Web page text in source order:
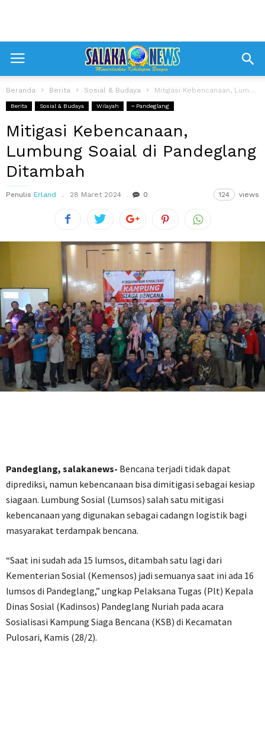
Beranda Berita Sosial & Budaya Mitigasi Kebencanaan, Lumbung Soaial di Pandeglang Ditambah
Berita Sosial & Budaya Wilayah ~ Pandeglang
Mitigasi Kebencanaan,
Lumbung Soaial di Pandeglang
Ditambah
Penulis Erland 28 Maret 2024 0 124 views
Pandeglang, salakanews- Bencana terjadi tidak dapat
diprediksi, namun kebencanaan bisa dimitigasi sebagai kesiap
siagaan. Lumbung Sosial (Lumsos) salah satu mitigasi
kebencanaan yang digunakan sebagai cadangn logistik bagi
masyarakat terdampak bencana.
“Saat ini sudah ada 15 lumsos, ditambah satu lagi dari
Kementerian Sosial (Kemensos) jadi semuanya saat ini ada 16
lumsos di Pandeglang,” ungkap Pelaksana Tugas (Plt) Kepala
Dinas Sosial (Kadinsos) Pandeglang Nuriah pada acara
Sosialisasi Kampung Siaga Bencana (KSB) di Kecamatan
Pulosari, Kamis (28/2).